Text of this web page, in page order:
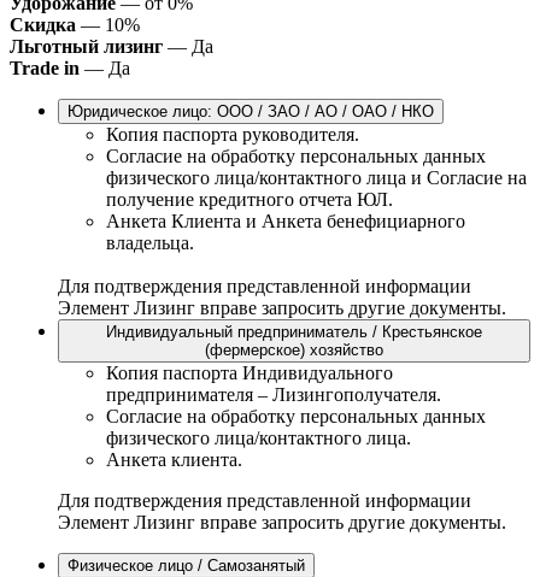
Скидка — 10%
Льготный лизинг — Да
Trade in — Да
Юридическое лицо: ООО / ЗАО / АО / ОАО / НКО
Копия паспорта руководителя.
Согласие на обработку персональных данных
физического лица/контактного лица и Согласие на
получение кредитного отчета ЮЛ.
Анкета Клиента и Анкета бенефициарного
владельца.
Для подтверждения представленной информации
Элемент Лизинг вправе запросить другие документы.
Индивидуальный предприниматель / Крестьянское
(фермерское) хозяйство
Копия паспорта Индивидуального
предпринимателя – Лизингополучателя.
Согласие на обработку персональных данных
физического лица/контактного лица.
Анкета клиента.
Для подтверждения представленной информации
Элемент Лизинг вправе запросить другие документы.
Физическое лицо / Самозанятый